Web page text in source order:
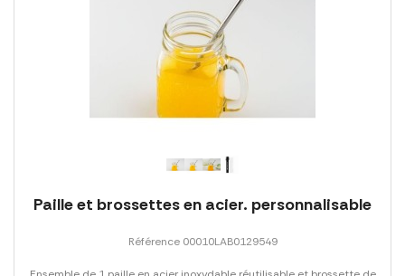
Paille et brossettes en acier. personnalisable
Référence 00010LAB0129549